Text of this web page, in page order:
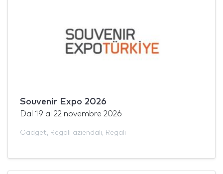
Souvenir Expo 2026
Dal 19 al 22 novembre 2026
Gadget, Regali aziendali, Regali